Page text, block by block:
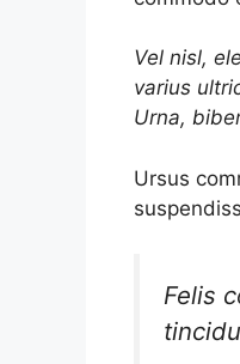
Vel nisl,
varius
Urna,
Ursus
Felis